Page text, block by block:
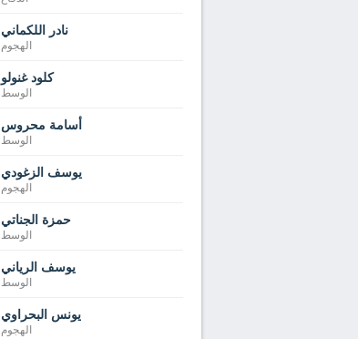
نادر اللكماني
الهجوم
كلود غنولو
الوسط
أسامة محروس
الوسط
يوسف الزغودي
الهجوم
حمزة الجناتي
الوسط
يوسف الرياني
الوسط
يونس البحراوي
الهجوم